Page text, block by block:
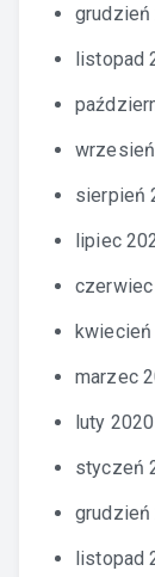
grudzień
listopad
sierpień
lipiec
kwiecień
marzec
luty 2020
styczeń
grudzień
listopad